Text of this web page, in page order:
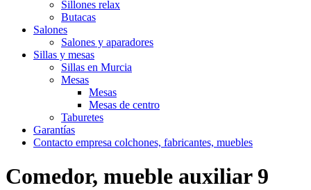
Sillones relax
Butacas
Salones
Salones y aparadores
Sillas y mesas
Sillas en Murcia
Mesas
Mesas
Mesas de centro
Taburetes
Garantías
Contacto empresa colchones, fabricantes, muebles
Comedor, mueble auxiliar 9